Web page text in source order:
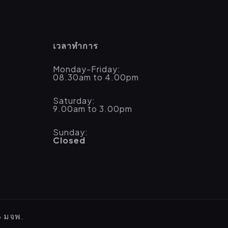
เวลาทำการ
Monday-Friday:
08.30am to 4.00pm
Saturday:
9.00am to 3.00pm
Sunday:
Closed
มจพ.